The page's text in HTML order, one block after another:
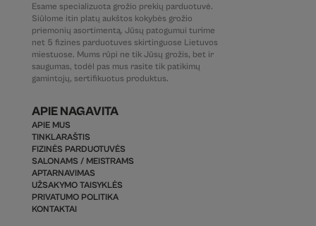
Esame specializuota grožio prekių parduotuvė.
Siūlome itin platų aukštos kokybės grožio
priemonių asortimentą. Jūsų patogumui turime
net 5 fizines parduotuves skirtinguose Lietuvos
miestuose. Mums rūpi ne tik Jūsų grožis, bet ir
saugumas, todėl pas mus rasite tik patikimų
gamintojų, sertifikuotus produktus.
APIE NAGAVITA
APIE MUS
TINKLARAŠTIS
FIZINĖS PARDUOTUVĖS
SALONAMS / MEISTRAMS
APTARNAVIMAS
UŽSAKYMO TAISYKLĖS
PRIVATUMO POLITIKA
KONTAKTAI